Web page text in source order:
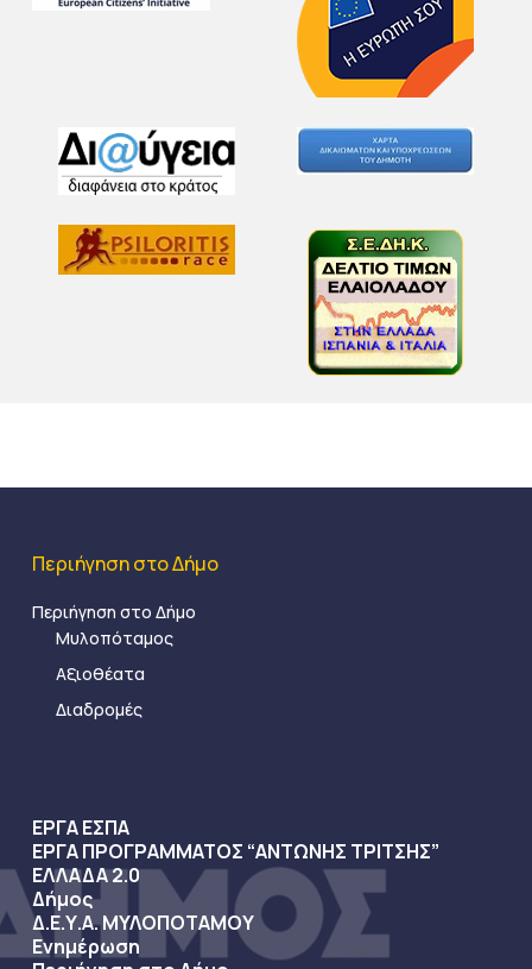
Περιήγηση στο Δήμο
Περιήγηση στο Δήμο
Μυλοπόταμος
Αξιοθέατα
Διαδρομές
ΕΡΓΑ ΕΣΠΑ
ΕΡΓΑ ΠΡΟΓΡΑΜΜΑΤΟΣ “ΑΝΤΩΝΗΣ ΤΡΙΤΣΗΣ”
ΕΛΛΑΔΑ 2.0
Δήμος
Δ.Ε.Υ.Α. ΜΥΛΟΠΟΤΑΜΟΥ
Ενημέρωση